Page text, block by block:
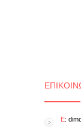
E: